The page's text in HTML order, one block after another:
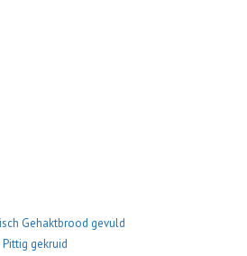
Gehaktbrood gevuld
gekruid